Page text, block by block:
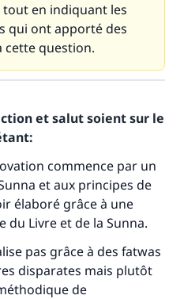
en indiquant les
qui ont apporté des
cette question.
et salut soient sur le
commence par un
et aux principes de
élaboré grâce à une
Livre et de la Sunna.
pas grâce à des fatwas
disparates mais plutôt
de